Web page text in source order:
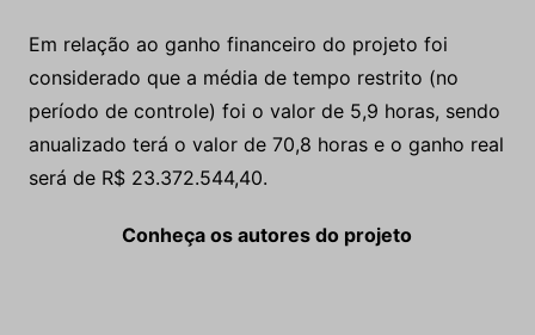
Em relação ao ganho financeiro do projeto foi
considerado que a média de tempo restrito (no
período de controle) foi o valor de 5,9 horas, sendo
anualizado terá o valor de 70,8 horas e o ganho real
será de R$ 23.372.544,40.
Conheça os autores do projeto